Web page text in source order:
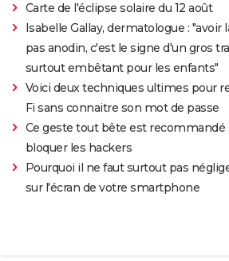
Carte de l'éclipse solaire du 12 août
Isabelle Gallay, dermatologue : "avoir
pas anodin, c'est le signe d'un gros
surtout embêtant pour les enfants"
Voici deux techniques ultimes pour
Fi sans connaitre son mot de passe
Ce geste tout bête est recommandé
bloquer les hackers
Pourquoi il ne faut surtout pas
sur l'écran de votre smartphone